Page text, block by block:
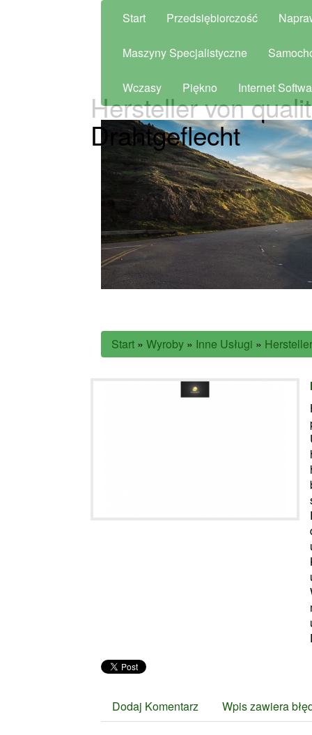
Start Przedsiębiorczość
Maszyny Specjalistyczne
Wczasy Piękno Internet
Hersteller von
Drahtgeflecht
Start » Wyroby » Inne Usługi »
Dodaj Komentarz Wpis zawiera